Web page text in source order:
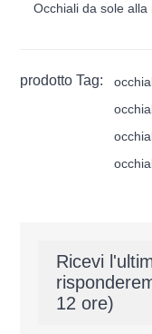
Occhiali da sole alla
prodotto Tag:
Ricevi
12 ore)